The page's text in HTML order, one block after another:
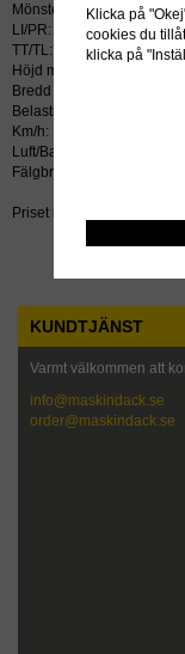
Mönster: AGROTRAILER
LI/PR: 142J
TT/TL: TL (slang krävs ej)
Höjd mm: 890
Bredd mm: 352
Belastning kg: 2650
Km/h: 100
Luft/Bar: 5.0
Fälgbredd tum: 11.00x18
Priset inkluderar
KUNDTJÄNST
Varmt välkommen att
info@maskindack.se
order@maskindack.se
Klicka på
cookies du
klicka på